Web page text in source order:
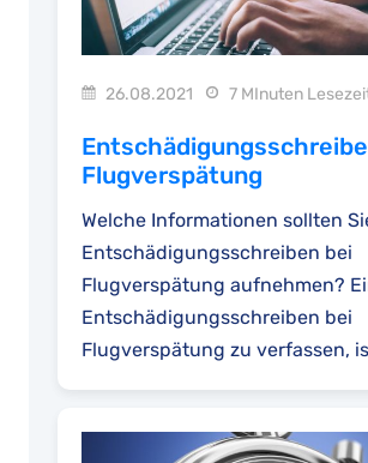
26.08.2021 7 MInuten
Flugverspätung
Welche Informationen sollten
Entschädigungsschreiben bei
Flugverspätung aufnehmen?
Entschädigungsschreiben bei
Flugverspätung zu verfassen,